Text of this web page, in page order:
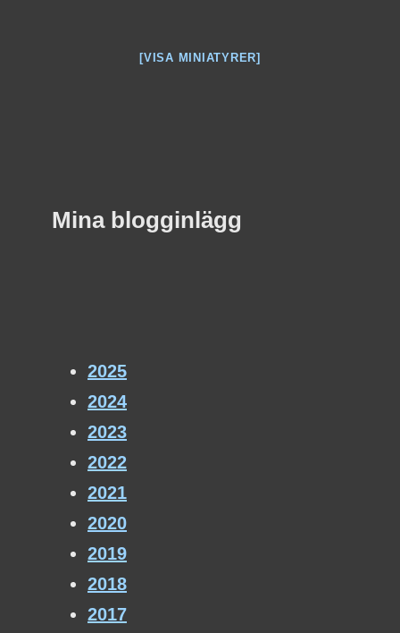
[VISA MINIATYRER]
Mina blogginlägg
2025
2024
2023
2022
2021
2020
2019
2018
2017